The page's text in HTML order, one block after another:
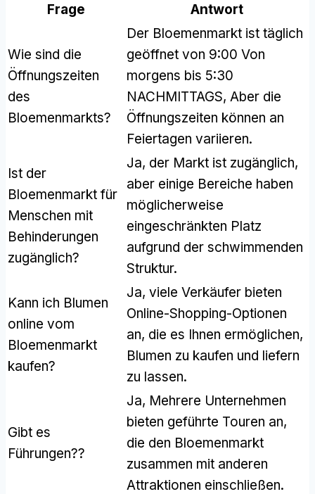
Frage Antwort
Wie sind die
Öffnungszeiten
des
Bloemenmarkts?
Der Bloemenmarkt ist täglich
geöffnet von 9:00 Von
morgens bis 5:30
NACHMITTAGS, Aber die
Öffnungszeiten können an
Feiertagen variieren.
Ist der
Bloemenmarkt für
Menschen mit
Behinderungen
zugänglich?
Ja, der Markt ist zugänglich,
aber einige Bereiche haben
möglicherweise
eingeschränkten Platz
aufgrund der schwimmenden
Struktur.
Kann ich Blumen
online vom
Bloemenmarkt
kaufen?
Ja, viele Verkäufer bieten
Online-Shopping-Optionen
an, die es Ihnen ermöglichen,
Blumen zu kaufen und liefern
zu lassen.
Gibt es
Führungen??
Ja, Mehrere Unternehmen
bieten geführte Touren an,
die den Bloemenmarkt
zusammen mit anderen
Attraktionen einschließen.